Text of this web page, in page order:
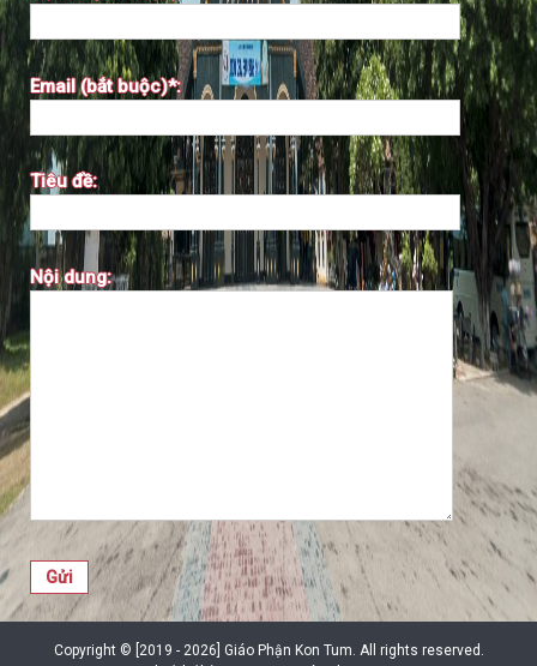
Email (bắt buộc)*:
Tiêu đề:
Nội dung:
Copyright © [2019 - 2026] Giáo Phận Kon Tum. All rights reserved.